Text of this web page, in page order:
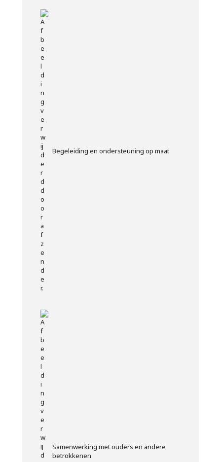
Begeleiding en ondersteuning op maat
Samenwerking met ouders en andere
betrokkenen